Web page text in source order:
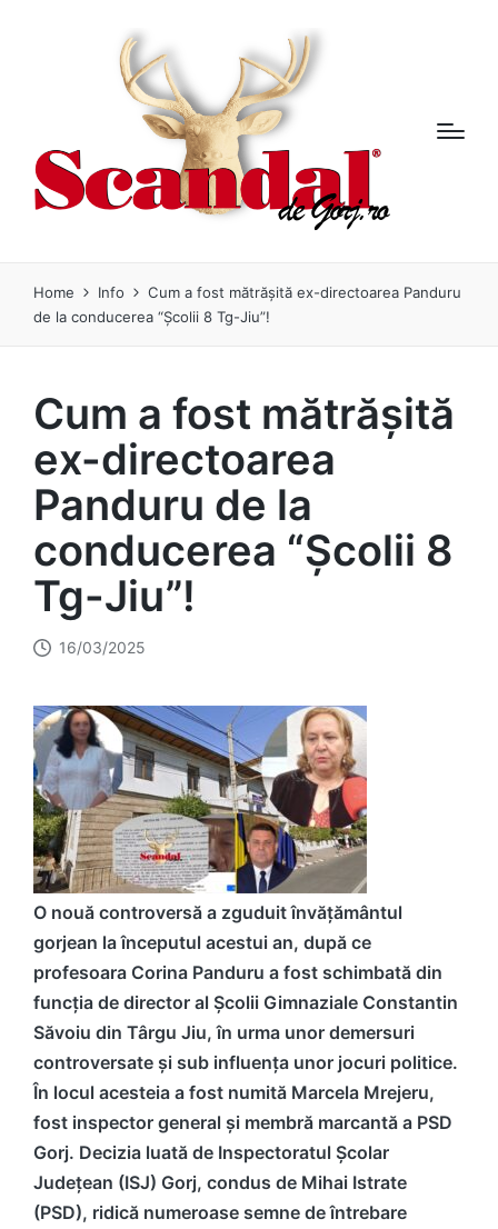
Home Info
Cum a fost mătrășită ex-directoarea Panduru
de la conducerea “Școlii 8 Tg-Jiu”!
Cum a fost mătrășită
ex-directoarea
Panduru de la
conducerea “Școlii 8
Tg-Jiu”!
16/03/2025
O nouă controversă a zguduit învățământul
gorjean la începutul acestui an, după ce
profesoara Corina Panduru a fost schimbată din
funcția de director al Școlii Gimnaziale Constantin
Săvoiu din Târgu Jiu, în urma unor demersuri
controversate și sub influența unor jocuri politice.
În locul acesteia a fost numită Marcela Mrejeru,
fost inspector general și membră marcantă a PSD
Gorj. Decizia luată de Inspectoratul Școlar
Județean (ISJ) Gorj, condus de Mihai Istrate
(PSD), ridică numeroase semne de întrebare